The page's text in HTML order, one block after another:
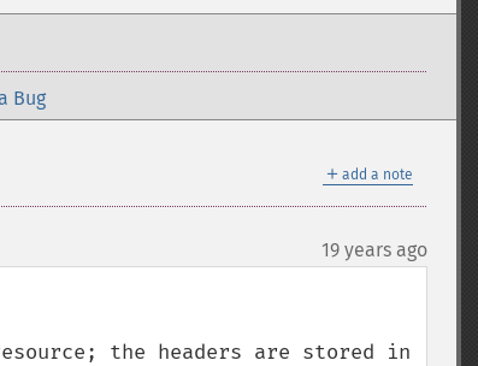
Bug
＋ add a note
19 years ago
the headers are stored in